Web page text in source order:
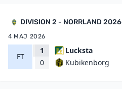
DIVISION 2 - NORRLAND 2026
4 MAJ 2026
FT
1
0
Lucksta
Kubikenborg